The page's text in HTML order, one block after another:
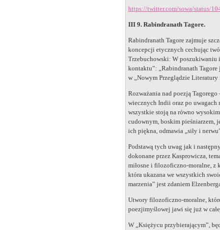
https://twitter.com/sowa/status/
III 9. Rabindranath Tagore.
Rabindranath Tagore zajmuje
koncepcji etycznych cechując
Trzebuchowski: W poszukiwaniu
kontaktu”: „Rabindranath
w „Nowym Przeglądzie Literatury
Rozważania nad poezją
wiecznych Indii oraz po uwagach
wszystkie stoją na równo
cudownym, boskim pieśniarzem,
ich piękna, odmawia „siły i
Podstawą tych uwag jak i
dokonane przez Kasprowicza,
miłosne i filozoficzno-moralne, z
która ukazana we wszystkich
marzenia” jest zdaniem
Utwory filozoficzno-moralne,
poezjimyślowej jawi się już w
W „Księżycu przybierającym”,